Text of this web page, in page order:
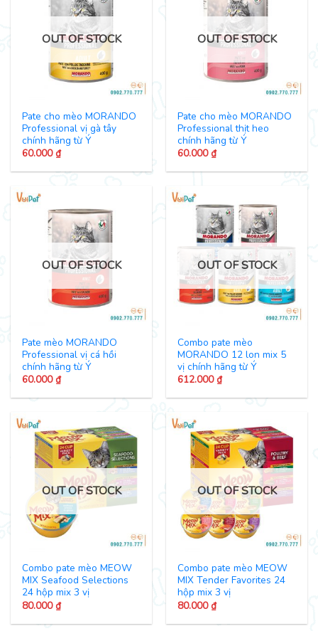
OUT OF STOCK
Pate cho mèo MORANDO
Professional vị gà tây
chính hãng từ Ý
60.000₫
OUT OF STOCK
Pate cho mèo MORANDO
Professional thịt heo
chính hãng từ Ý
60.000₫
OUT OF STOCK
Pate mèo MORANDO
Professional vị cá hồi
chính hãng từ Ý
60.000₫
OUT OF STOCK
Combo pate mèo
MORANDO 12 lon mix 5
vị chính hãng từ Ý
612.000₫
OUT OF STOCK
Combo pate mèo MEOW
MIX Seafood Selections
24 hộp mix 3 vị
80.000₫
OUT OF STOCK
Combo pate mèo MEOW
MIX Tender Favorites 24
hộp mix 3 vị
80.000₫